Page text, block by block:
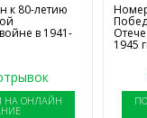
к 80-летию
в 1941-
НА ОНЛАЙН
1945